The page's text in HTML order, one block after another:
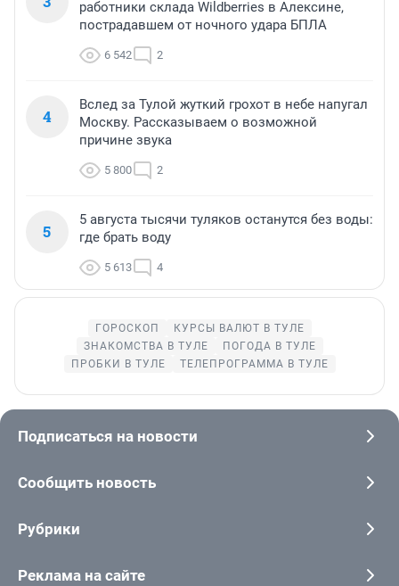
работники склада Wildberries в Алексине,
пострадавшем от ночного удара БПЛА
6 542 2
4
Вслед за Тулой жуткий грохот в небе напугал
Москву. Рассказываем о возможной
причине звука
5 800 2
5
5 августа тысячи туляков останутся без воды:
где брать воду
5 613 4
ГОРОСКОП
КУРСЫ ВАЛЮТ В ТУЛЕ
ЗНАКОМСТВА В ТУЛЕ
ПОГОДА В ТУЛЕ
ПРОБКИ В ТУЛЕ
ТЕЛЕПРОГРАММА В ТУЛЕ
Подписаться на новости
Сообщить новость
Рубрики
Реклама на сайте